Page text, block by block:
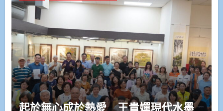
起於無心成於熱愛 王貴嬋現代水墨